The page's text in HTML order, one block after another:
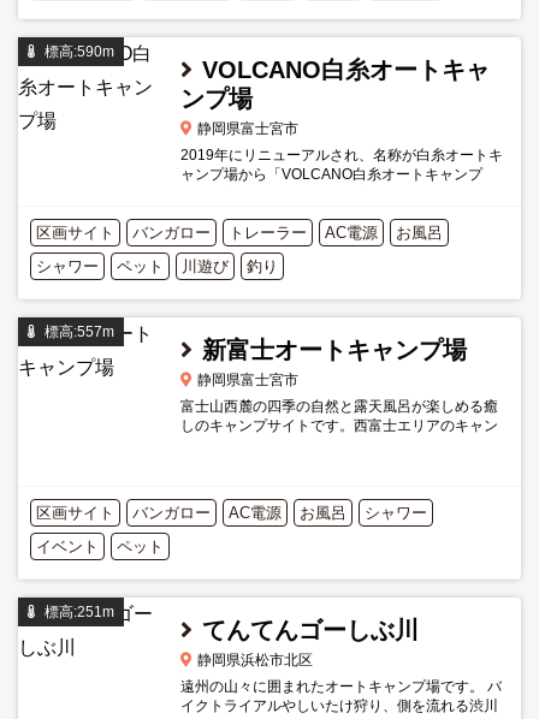
標高:590m
VOLCANO白糸オートキャ
ンプ場
静岡県富士宮市
2019年にリニューアルされ、名称が白糸オートキ
ャンプ場から「VOLCANO白糸オートキャンプ
しめます。 入浴施設も併...
区画サイト バンガロー トレーラー AC電源
お風呂
シャワー
ペット 川遊び 釣り
標高:557m
新富士オートキャンプ場
静岡県富士宮市
富士山西麓の四季の自然と露天風呂が楽しめる癒
しのキャンプサイトです。西富士エリアのキャン
区画サイト バンガロー AC電源 お風呂
シャワー
イベント
ペット
標高:251m
てんてんゴーしぶ川
静岡県浜松市北区
遠州の山々に囲まれたオートキャンプ場です。 バ
イクトライアルやしいたけ狩り、側を流れる渋川